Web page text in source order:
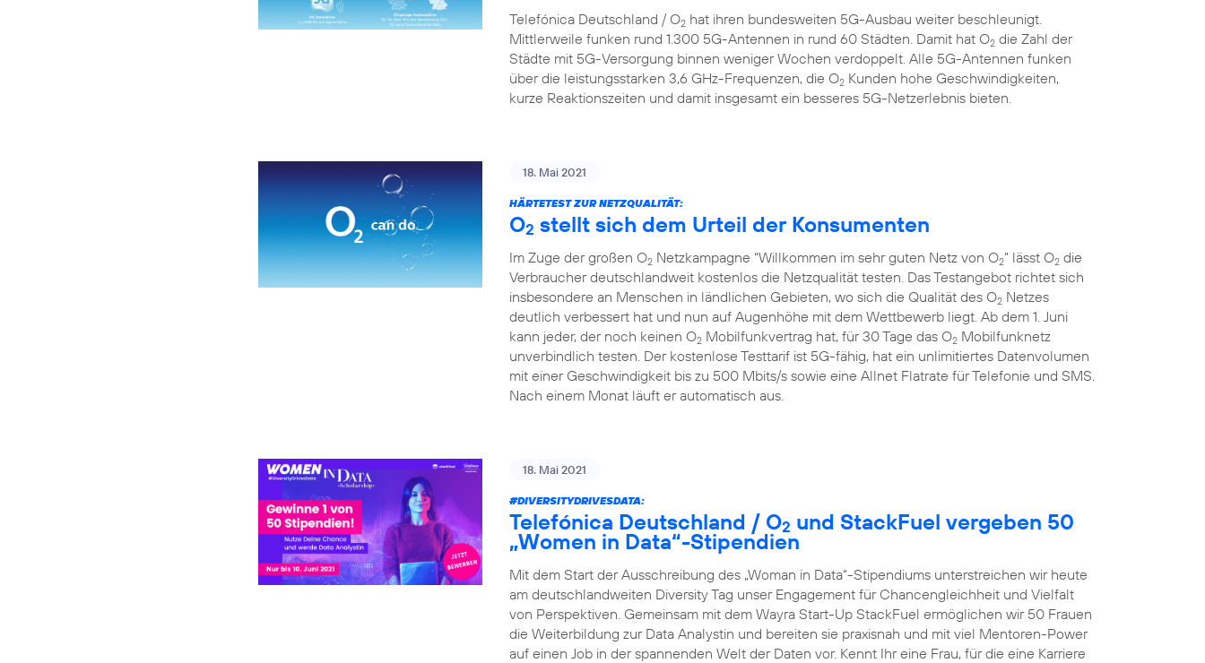
Telefónica Deutschland / O2 hat ihren bundesweiten 5G-Ausbau weiter beschleunigt.
Mittlerweile funken rund 1.300 5G-Antennen in rund 60 Städten. Damit hat O2 die Zahl der
Städte mit 5G-Versorgung binnen weniger Wochen verdoppelt. Alle 5G-Antennen funken
über die leistungsstarken 3,6 GHz-Frequenzen, die O2 Kunden hohe Geschwindigkeiten,
kurze Reaktionszeiten und damit insgesamt ein besseres 5G-Netzerlebnis bieten.
18. Mai 2021
HÄRTETEST ZUR NETZQUALITÄT:
O2 stellt sich dem Urteil der Konsumenten
Im Zuge der großen O2 Netzkampagne “Willkommen im sehr guten Netz von O2” lässt O2 die
Verbraucher deutschlandweit kostenlos die Netzqualität testen. Das Testangebot richtet sich
insbesondere an Menschen in ländlichen Gebieten, wo sich die Qualität des O2 Netzes
deutlich verbessert hat und nun auf Augenhöhe mit dem Wettbewerb liegt. Ab dem 1. Juni
kann jeder, der noch keinen O2 Mobilfunkvertrag hat, für 30 Tage das O2 Mobilfunknetz
unverbindlich testen. Der kostenlose Testtarif ist 5G-fähig, hat ein unlimitiertes Datenvolumen
mit einer Geschwindigkeit bis zu 500 Mbits/s sowie eine Allnet Flatrate für Telefonie und SMS.
Nach einem Monat läuft er automatisch aus.
18. Mai 2021
#DIVERSITYDRIVESDATA:
Telefónica Deutschland / O2 und StackFuel vergeben 50
„Women in Data“-Stipendien
Mit dem Start der Ausschreibung des „Woman in Data“-Stipendiums unterstreichen wir heute
am deutschlandweiten Diversity Tag unser Engagement für Chancengleichheit und Vielfalt
von Perspektiven. Gemeinsam mit dem Wayra Start-Up StackFuel ermöglichen wir 50 Frauen
die Weiterbildung zur Data Analystin und bereiten sie praxisnah und mit viel Mentoren-Power
auf einen Job in der spannenden Welt der Daten vor. Kennt Ihr eine Frau, für die eine Karriere